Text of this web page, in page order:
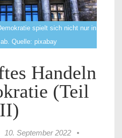
spielt sich nicht nur in
Quelle: pixabay
Handeln
(Teil
II)
10. September 2022
•